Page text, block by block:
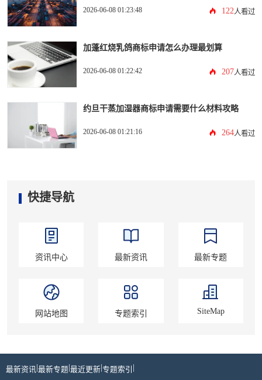
2026-06-08 01:23:48 122 人看过
加蓬红烧乳鸽商标申请怎么办理最划算
2026-06-08 01:22:42 207人看过
约旦干蒸加湿器商标申请需要什么材料攻略
2026-06-08 01:21:16 264人看过
快捷导航
资讯中心 最新资讯 最新专题
网站地图 专题索引 SiteMap
最新资讯 |最新专题|最近更新|专题索引 |